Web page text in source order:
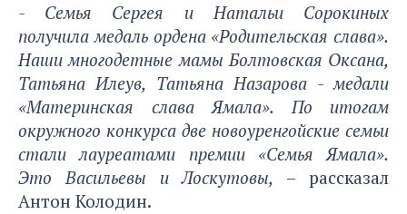
- Семья Сергея и Натальи Сорокиных
получила медаль ордена «Родительская слава».
Наши многодетные мамы Болтовская Оксана,
Татьяна Илеув, Татьяна Назарова - медали
«Материнская слава Ямала». По итогам
окружного конкурса две новоуренгойские семьи
стали лауреатами премии «Семья Ямала».
Это Васильевы и Лоскутовы, – рассказал
Антон Колодин.